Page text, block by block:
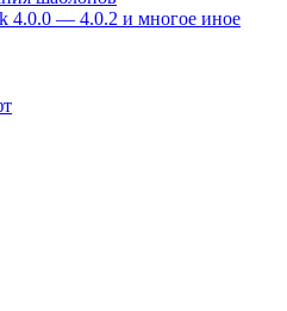
4.0.0 — 4.0.2 и многое иное